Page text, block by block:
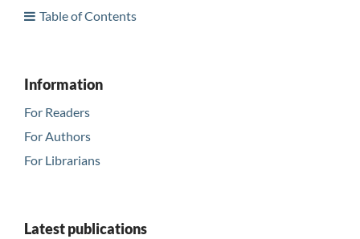
Table of Contents
Information
For Readers
For Authors
For Librarians
Latest publications